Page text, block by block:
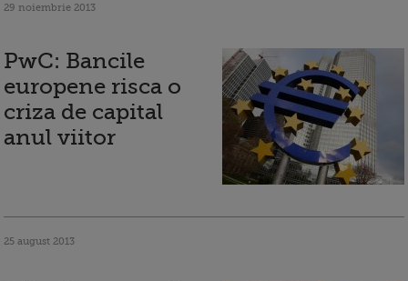
29 noiembrie 2013
PwC: Bancile
europene risca o
criza de capital
anul viitor
25 august 2013